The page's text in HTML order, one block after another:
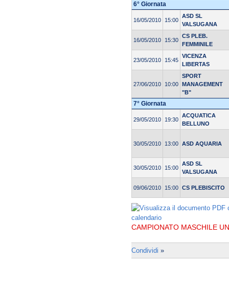
6° Giornata
16/05/2010 15:00
ASD SL
VALSUGANA
16/05/2010 15:30
CS PLEB.
FEMMINILE
23/05/2010 15:45
VICENZA
LIBERTAS
27/06/2010 10:00
SPORT
MANAGEMENT
"B"
7° Giornata
29/05/2010 19:30
ACQUATICA
BELLUNO
30/05/2010 13:00 ASD AQUARIA
30/05/2010 15:00
ASD SL
VALSUGANA
09/06/2010 15:00 CS PLEBISCITO
CAMPIONATO MASCHILE
Condividi »